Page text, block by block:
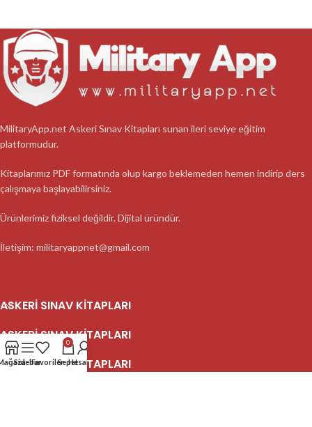
MilitaryApp.net Askeri Sınav Kitapları sunan ileri seviye eğitim
platformudur.
Kitaplarımız PDF formatında olup kargo beklemeden hemen indirip ders
çalışmaya başlayabilirsiniz.
Ürünlerimiz fiziksel değildir. Dijital üründür.
İletişim: militaryappnet@gmail.com
ASKERI SINAV KITAPLARI
ASKERI SINAV KITAPLARI
ASKERI SINAV KITAPLARI
SidebarFavoriler
0
SepetHesabım